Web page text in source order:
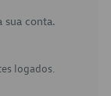
sua conta.
logados.